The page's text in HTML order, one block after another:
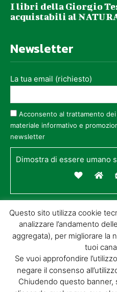
I libri della Giorgio
acquistabili al
Newsletter
La tua email (richiesto)
Acconsento al trattamento
materiale informativo e
newsletter
Dimostra di essere umano
© GIORGIO TESI
01732650476 | VIA DI
Questo sito utilizza cookie
analizzare l’andamento
aggregata), per migliorare la
tuoi
Se vuoi approfondire
negare il consenso
Chiudendo questo banner,